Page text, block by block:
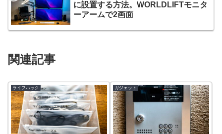
に設置する方法。WORLDLIFTモニタ
ーアームで2画面
関連記事
ライフハック ガジェット